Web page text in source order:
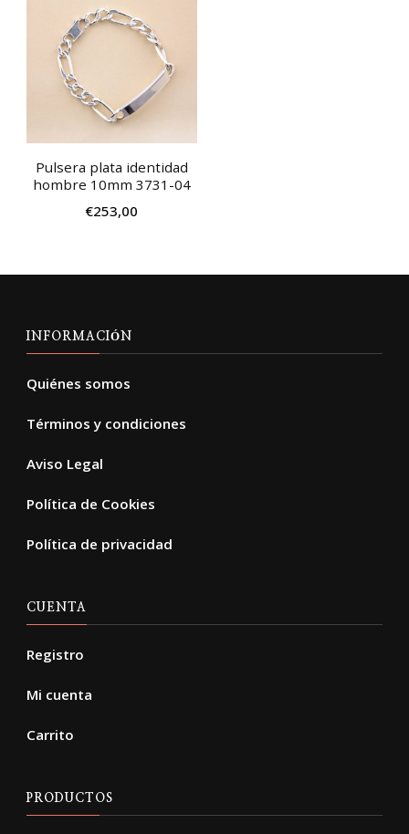
Pulsera plata identidad
hombre 10mm 3731-04
€253,00
INFORMACIÓN
Quiénes somos
Términos y condiciones
Aviso Legal
Política de Cookies
Política de privacidad
CUENTA
Registro
Mi cuenta
Carrito
PRODUCTOS